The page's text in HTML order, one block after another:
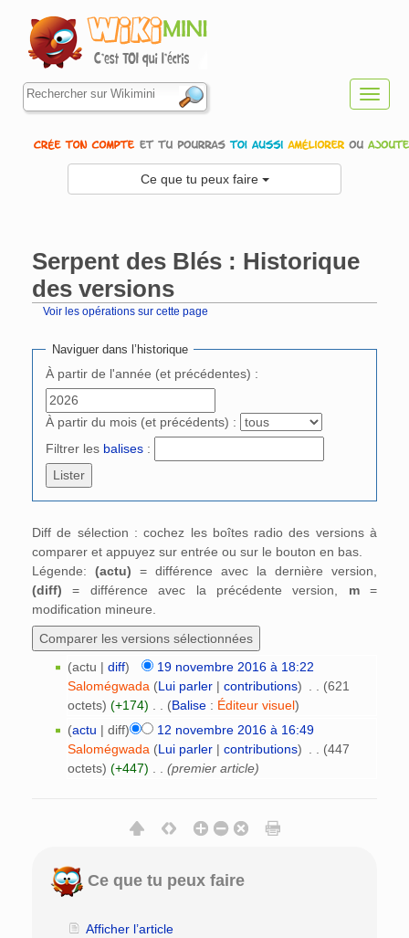
Ce que tu peux faire
Serpent des Blés : Historique
des versions
Voir les opérations sur cette page
Naviguer dans l’historique
À partir de l'année (et précédentes) :
À partir du mois (et précédents) :
Filtrer les balises :
Diff de sélection : cochez les boîtes radio des versions à
comparer et appuyez sur entrée ou sur le bouton en bas.
Légende: (actu) = différence avec la dernière version,
(diff) = différence avec la précédente version, m=
modification mineure.
(actu | diff)
19 novembre 2016 à 18:22
Salomégwada (Lui parler| contributions) . . (621
octets) (+174) . . (Balise: Éditeur visuel)
(actu | diff)
12 novembre 2016 à 16:49
Salomégwada (Lui parler| contributions)
(447
octets) (+447) (premier article)
Ce que tu peux faire
Afficher l’article